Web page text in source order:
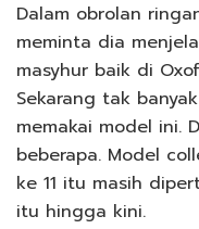
Dalam obrolan
meminta dia
masyhur baik di
Sekarang tak
memakai model ini.
beberapa. Model
ke 11 itu masih
itu hingga kini.